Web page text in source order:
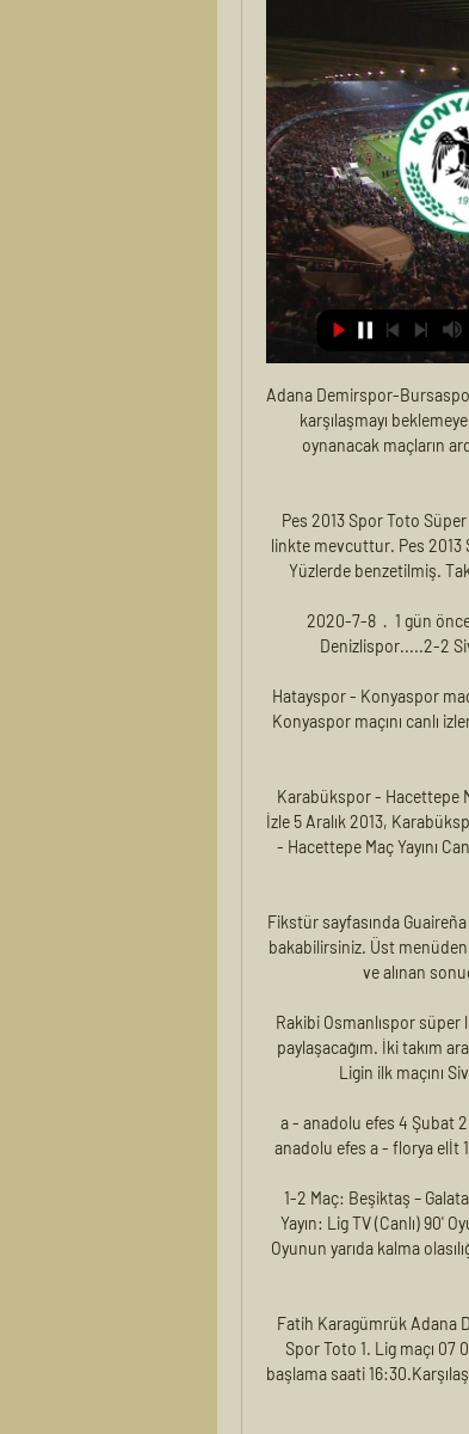
Adana Demirspor-
karşılaşmayı
oynanacak maçların
Pes 2013 Spor Toto
linkte mevcuttur. Pes 2013
Yüzlerde benzetilmiş.
2020-7-8 · 1 gün
Denizlispor.....2-2
Hatayspor - Konyaspor
Konyaspor maçını canlı
Karabükspor - Hacettepe
İzle 5 Aralık 2013,
- Hacettepe Maç Yayını
Fikstür sayfasında
bakabilirsiniz. Üst
ve alınan
Rakibi Osmanlıspor süper
paylaşacağım. İki takım
Ligin ilk maçını
a - anadolu efes 4 Şubat
anadolu efes a - florya elİt
1-2 Maç: Beşiktaş –
Yayın: Lig TV (Canlı) 90'
Oyunun yarıda kalma
Fatih Karagümrük Adana
Spor Toto 1. Lig maçı 07
başlama saati